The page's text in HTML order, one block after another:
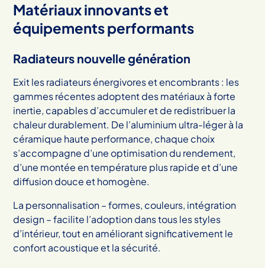
Matériaux innovants et
équipements performants
Radiateurs nouvelle génération
Exit les radiateurs énergivores et encombrants : les
gammes récentes adoptent des matériaux à forte
inertie, capables d’accumuler et de redistribuer la
chaleur durablement. De l’aluminium ultra-léger à la
céramique haute performance, chaque choix
s’accompagne d’une optimisation du rendement,
d’une montée en température plus rapide et d’une
diffusion douce et homogène.
La personnalisation – formes, couleurs, intégration
design – facilite l’adoption dans tous les styles
d’intérieur, tout en améliorant significativement le
confort acoustique et la sécurité.